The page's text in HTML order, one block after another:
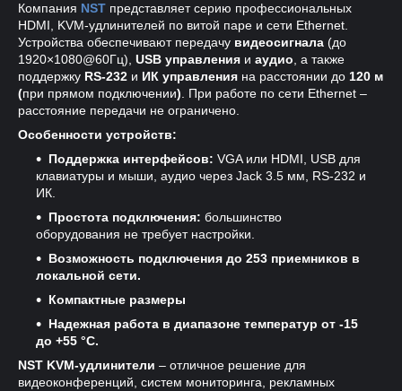
Компания NST представляет серию профессиональных
HDMI, KVM-удлинителей по витой паре и сети Ethernet.
Устройства обеспечивают передачу видеосигнала (до
1920×1080@60Гц), USB управления и аудио , а также
поддержку RS-232 и ИК управления на расстоянии до 120 м
(при прямом подключении) . При работе по сети Ethernet –
расстояние передачи не ограничено.
Особенности устройств:
Поддержка интерфейсов: VGA или HDMI, USB для
клавиатуры и мыши, аудио через Jack 3.5 мм, RS-232 и
ИК.
Простота подключения: большинство
оборудования не требует настройки.
Возможность подключения до 253 приемников в
локальной сети.
Компактные размеры
Надежная работа в диапазоне температур от -15
до +55 °С.
NST KVM-удлинители – отличное решение для
видеоконференций, систем мониторинга, рекламных